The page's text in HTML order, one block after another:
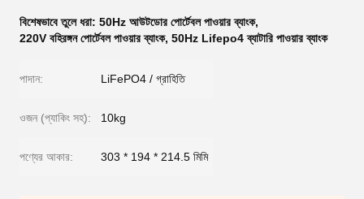
বিশেষভাবে তুলে ধরা: 50Hz আউটডোর পোর্টেবল পাওয়ার ব্যাংক,
220V বহিরঙ্গন পোর্টেবল পাওয়ার ব্যাংক, 50Hz Lifepo4 ব্যাটারি পাওয়ার ব্যাংক
পাদান: LiFePO4 / গ্রাহিতি
ওজন (প্যাকিং সহ): 10kg
পণ্যের আকার: 303 * 194 * 214.5 মিমি